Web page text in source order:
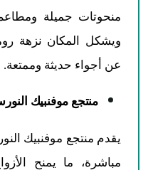
منحوتات جميلة ومطاعم
ويشكل المكان نزهة
عن أجواء حديثة وممتعة.
منتجع موفنبيك
يقدم منتجع موفنبيك
مباشرة، ما يمنح